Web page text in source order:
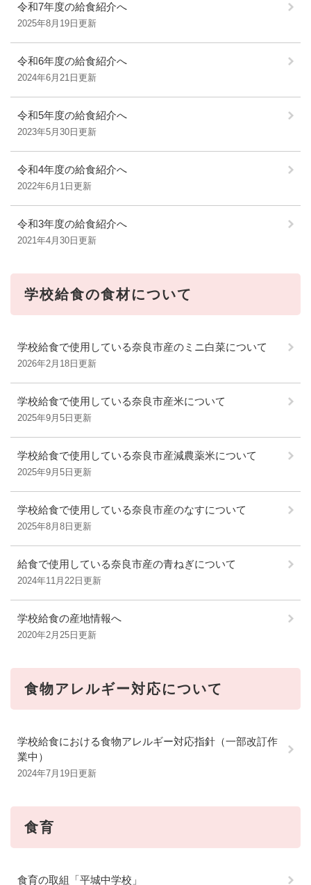
令和7年度の給食紹介へ
2025年8月19日更新
令和6年度の給食紹介へ
2024年6月21日更新
令和5年度の給食紹介へ
2023年5月30日更新
令和4年度の給食紹介へ
2022年6月1日更新
令和3年度の給食紹介へ
2021年4月30日更新
学校給食の食材について
学校給食で使用している奈良市産のミニ白菜について
2026年2月18日更新
学校給食で使用している奈良市産米について
2025年9月5日更新
学校給食で使用している奈良市産減農薬米について
2025年9月5日更新
学校給食で使用している奈良市産のなすについて
2025年8月8日更新
給食で使用している奈良市産の青ねぎについて
2024年11月22日更新
学校給食の産地情報へ
2020年2月25日更新
食物アレルギー対応について
学校給食における食物アレルギー対応指針（一部改訂作
業中）
2024年7月19日更新
食育
食育の取組「平城中学校」